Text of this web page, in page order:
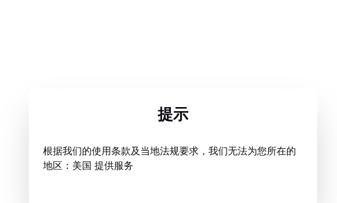
提示
根据我们的使用条款及当地法规要求，我们无法为您所在的
地区：美国 提供服务